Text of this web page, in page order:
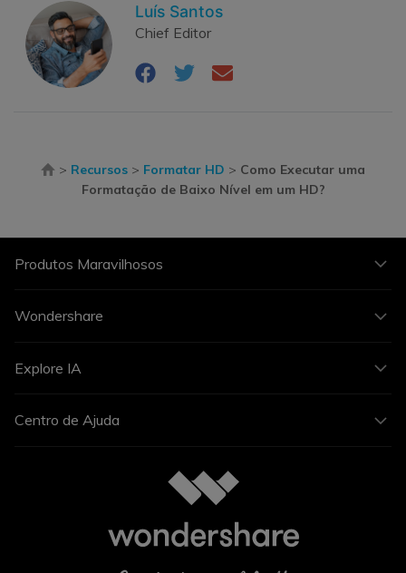
Luís Santos
Chief Editor
> Recursos > Formatar HD > Como Executar uma
Formatação de Baixo Nível em um HD?
Produtos Maravilhosos
Wondershare
Explore IA
Centro de Ajuda